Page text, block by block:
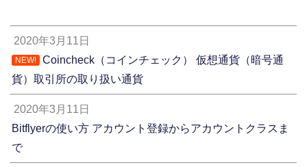
2020年3月11日
NEW!
Coincheck（コインチェック） 仮想通貨（暗号通
貨）取引所の取り扱い通貨
2020年3月11日
Bitflyerの使い方 アカウント登録からアカウントクラスま
で